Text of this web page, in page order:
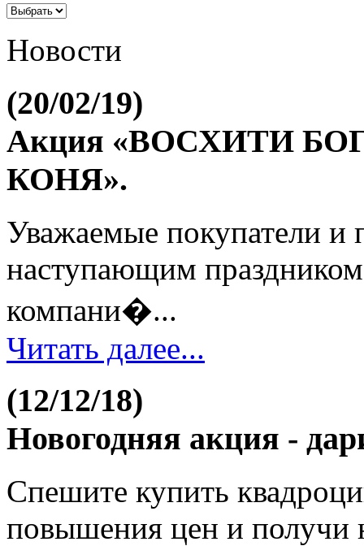
Новости
(20/02/19)
Акция «ВОСХИТИ
КОНЯ».
Уважаемые покупатели и
наступающим
компани�...
Читать далее...
(12/12/18)
Новогодняя акция -
Спешите купить
повышения цен и получи